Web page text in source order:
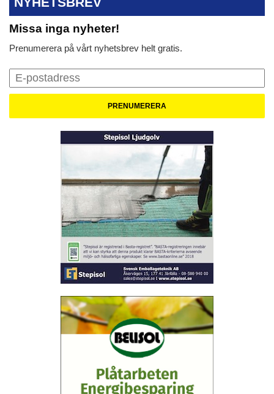
Missa inga nyheter!
Prenumerera på vårt nyhetsbrev helt gratis.